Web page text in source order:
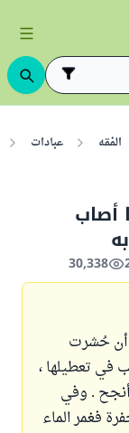
الفقه عبادات
أصاب
30,338
حُشرت
في تعطيلها ،
أنجح . وفي
فغمر الماء